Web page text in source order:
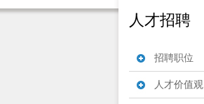
人才招聘
招聘职位
人才价值观